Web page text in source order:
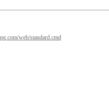
web/standard.cmd